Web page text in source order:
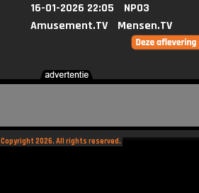
16-01-2026 22:05
NPO3
Amusement.TV
Mensen.TV
Copyright 2026. All rights reserved.